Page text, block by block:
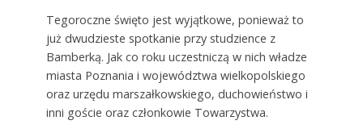
Tegoroczne święto jest wyjątkowe, ponieważ to
już dwudzieste spotkanie przy studzience z
Bamberką. Jak co roku uczestniczą w nich władze
miasta Poznania i województwa wielkopolskiego
oraz urzędu marszałkowskiego, duchowieństwo i
inni goście oraz członkowie Towarzystwa.